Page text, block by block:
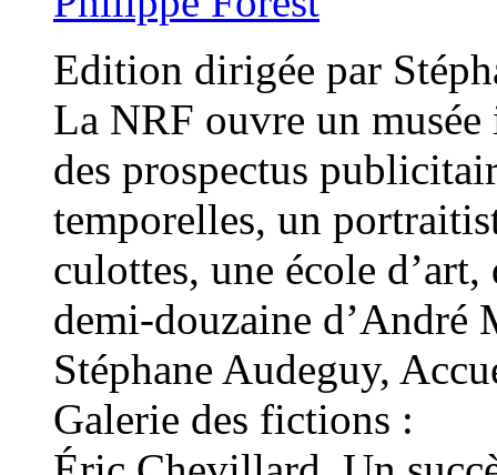
Edition dirigée par
La NRF ouvre un
des prospectus
temporelles, un
culottes, une école
demi-douzaine d’André
Stéphane Audeguy,
Galerie des fictions :